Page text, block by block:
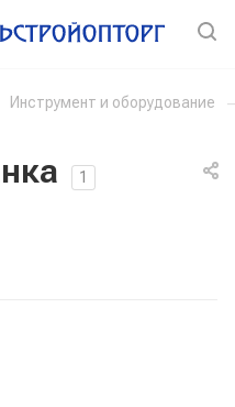
Инструмент и оборудование
1